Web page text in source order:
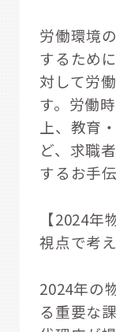
労働環境
するため
対して労
す。労働
上、教育
ど、求職
するお手
【2024
視点で考え
2024年の
る重要な